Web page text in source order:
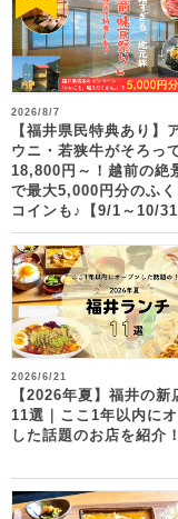
2026/8/7
【福井県民特典あり】
ウニ・若狭牛がそろっ
18,800円～！越前の絶
で最大5,000円分のふ
コインも♪【9/1～10/31
2026/6/21
【2026年夏】福井の新
11選｜ここ1年以内に
した話題のお店を紹介！